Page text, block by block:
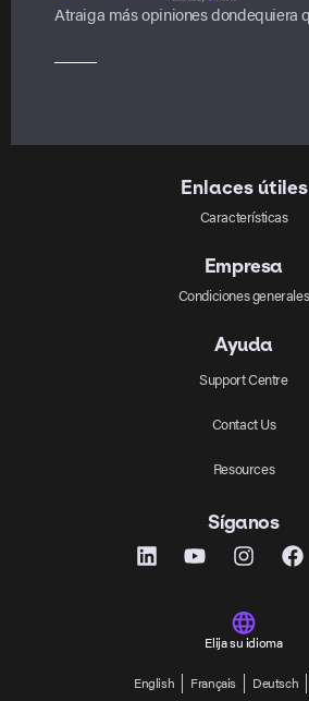
Atraiga más opiniones dondequiera
Enlaces útiles
Características
Empresa
Condiciones generales
Ayuda
Support Centre
Contact Us
Resources
Síganos
Elija su idioma
English Français Deutsch